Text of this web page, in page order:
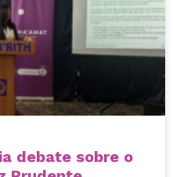
debate sobre o